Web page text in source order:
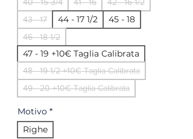
40 - 15 3/4
41 - 16
42 - 16 1/2
43 - 17
44 - 17 1/2 45 - 18
46 - 18 1/2
47 - 19 +10€ Taglia Calibrata
48 - 19 1/2 +10€ Taglia Calibrata
49 - 20 +10€ Taglia Calibrata
Motivo *
Righe